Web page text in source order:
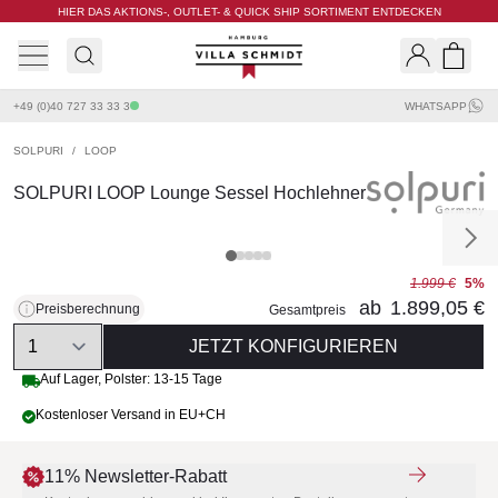
HIER DAS AKTIONS-, OUTLET- & QUICK SHIP SORTIMENT ENTDECKEN
Villa Schmidt
+49 (0)40 727 33 33 3 WHATSAPP
SOLPURI / LOOP
SOLPURI LOOP Lounge Sessel Hochlehner
Preisberechnung
1.999 € 5%
Gesamtpreis
ab 1.899,05 €
Quantity
JETZT KONFIGURIEREN
Auf Lager, Polster: 13-15 Tage
Kostenloser Versand in EU+CH
11% Newsletter-Rabatt